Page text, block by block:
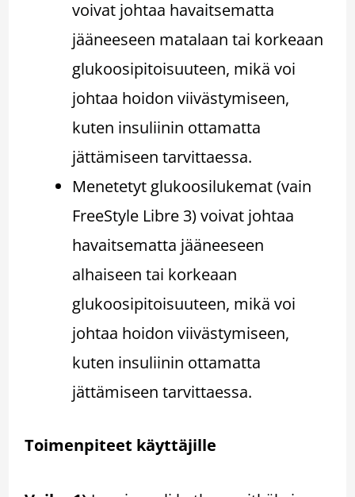
voivat johtaa havaitsematta
jääneeseen matalaan tai korkeaan
glukoosipitoisuuteen, mikä voi
johtaa hoidon viivästymiseen,
kuten insuliinin ottamatta
jättämiseen tarvittaessa.
Menetetyt glukoosilukemat (vain
FreeStyle Libre 3) voivat johtaa
havaitsematta jääneeseen
alhaiseen tai korkeaan
glukoosipitoisuuteen, mikä voi
johtaa hoidon viivästymiseen,
kuten insuliinin ottamatta
jättämiseen tarvittaessa.
Toimenpiteet käyttäjille